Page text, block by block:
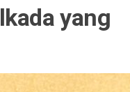
yang